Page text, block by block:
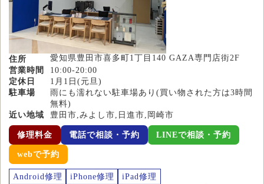
住所
愛知県豊田市喜多町1丁目140 GAZA専門店街2F
営業時間
10:00-20:00
定休日
1月1日(元旦)
駐車場
雨にも濡れない駐車場あり(買い物された方は3時間
無料)
近い地域
豊田市,みよし市,日進市,岡崎市
修理料金 電話で相談・予約 LINEで相談・予約
webで予約
Android修理 iPhone修理
iPad修理